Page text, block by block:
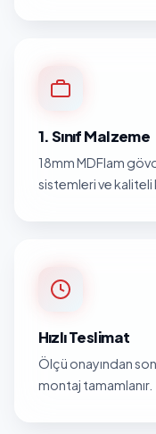
1. Sınıf Malzeme
18mm MDFlam
sistemleri ve
Hızlı Teslimat
Ölçü onayından
montaj tamamlanır.